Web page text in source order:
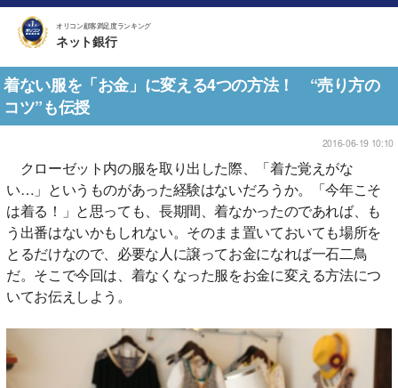
オリコン顧客満足度ランキング
ネット銀行
着ない服を「お金」に変える4つの方法！ “売り方の
コツ”も伝授
2016-06-19 10:10
クローゼット内の服を取り出した際、「着た覚えがな
い…」というものがあった経験はないだろうか。「今年こそ
は着る！」と思っても、長期間、着なかったのであれば、も
う出番はないかもしれない。そのまま置いておいても場所を
とるだけなので、必要な人に譲ってお金になれば一石二鳥
だ。そこで今回は、着なくなった服をお金に変える方法につ
いてお伝えしよう。